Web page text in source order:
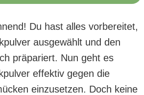
Du hast alles vorbereitet,
ausgewählt und den
präpariert. Nun geht es
effektiv gegen die
einzusetzen. Doch keine